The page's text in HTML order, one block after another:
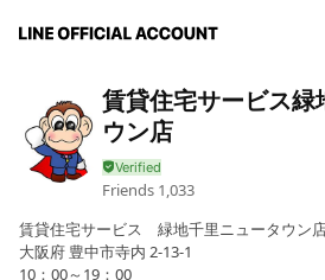
賃貸住宅サービス緑
ウン店
Friends 1,033
賃貸住宅サービス 緑地千里ニュータウン
大阪府 豊中市寺内 2-13-1
10：00～19：00